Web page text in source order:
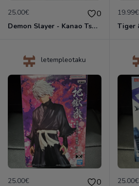
25.00€ 0
Demon Slayer - Kanao Tsuyuri - Kizuna no Sou Vol.39 - Figurine Banpresto
19.99€
letempleotaku
25.00€ 0 25.00€